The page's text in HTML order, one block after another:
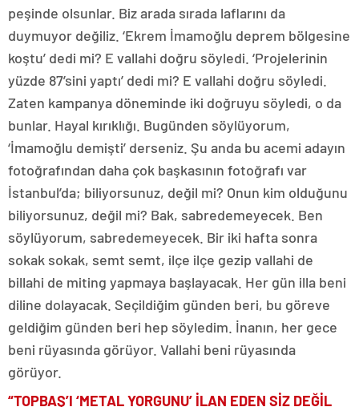
peşinde olsunlar. Biz arada sırada laflarını da
duymuyor değiliz. ‘Ekrem İmamoğlu deprem bölgesine
koştu’ dedi mi? E vallahi doğru söyledi. ‘Projelerinin
yüzde 87’sini yaptı’ dedi mi? E vallahi doğru söyledi.
Zaten kampanya döneminde iki doğruyu söyledi, o da
bunlar. Hayal kırıklığı. Bugünden söylüyorum,
‘İmamoğlu demişti’ derseniz. Şu anda bu acemi adayın
fotoğrafından daha çok başkasının fotoğrafı var
İstanbul’da; biliyorsunuz, değil mi? Onun kim olduğunu
biliyorsunuz, değil mi? Bak, sabredemeyecek. Ben
söylüyorum, sabredemeyecek. Bir iki hafta sonra
sokak sokak, semt semt, ilçe ilçe gezip vallahi de
billahi de miting yapmaya başlayacak. Her gün illa beni
diline dolayacak. Seçildiğim günden beri, bu göreve
geldiğim günden beri hep söyledim. İnanın, her gece
beni rüyasında görüyor. Vallahi beni rüyasında
görüyor.
“TOPBAŞ’I ‘METAL YORGUNU’ İLAN EDEN SİZ DEĞİL